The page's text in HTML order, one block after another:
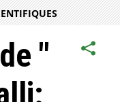
"